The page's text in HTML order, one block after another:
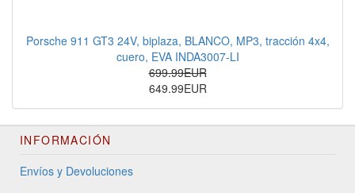
Porsche 911 GT3 24V, biplaza, BLANCO, MP3, tracción 4x4,
cuero, EVA INDA3007-LI
699.99EUR
649.99EUR
INFORMACIÓN
Envíos y Devoluciones